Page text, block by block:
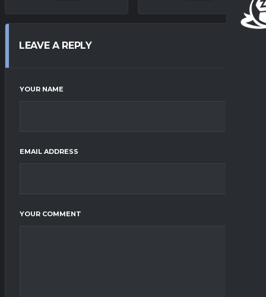
LEAVE A REPLY
YOUR NAME
EMAIL ADDRESS
YOUR COMMENT